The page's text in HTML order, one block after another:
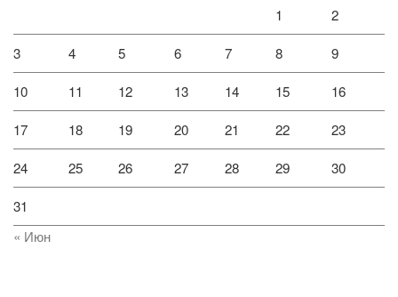
1 2
3 4 5 6 7 8 9
10 11 12 13 14 15 16
17 18 19 20 21 22 23
24 25 26 27 28 29 30
31
« Июн